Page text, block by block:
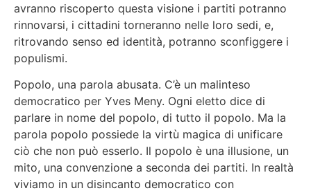
avranno riscoperto questa visione i partiti potranno
rinnovarsi, i cittadini torneranno nelle loro sedi, e,
ritrovando senso ed identità, potranno sconfiggere i
populismi.
Popolo, una parola abusata. C’è un malinteso
democratico per Yves Meny. Ogni eletto dice di
parlare in nome del popolo, di tutto il popolo. Ma la
parola popolo possiede la virtù magica di unificare
ciò che non può esserlo. Il popolo è una illusione, un
mito, una convenzione a seconda dei partiti. In realtà
viviamo in un disincanto democratico con